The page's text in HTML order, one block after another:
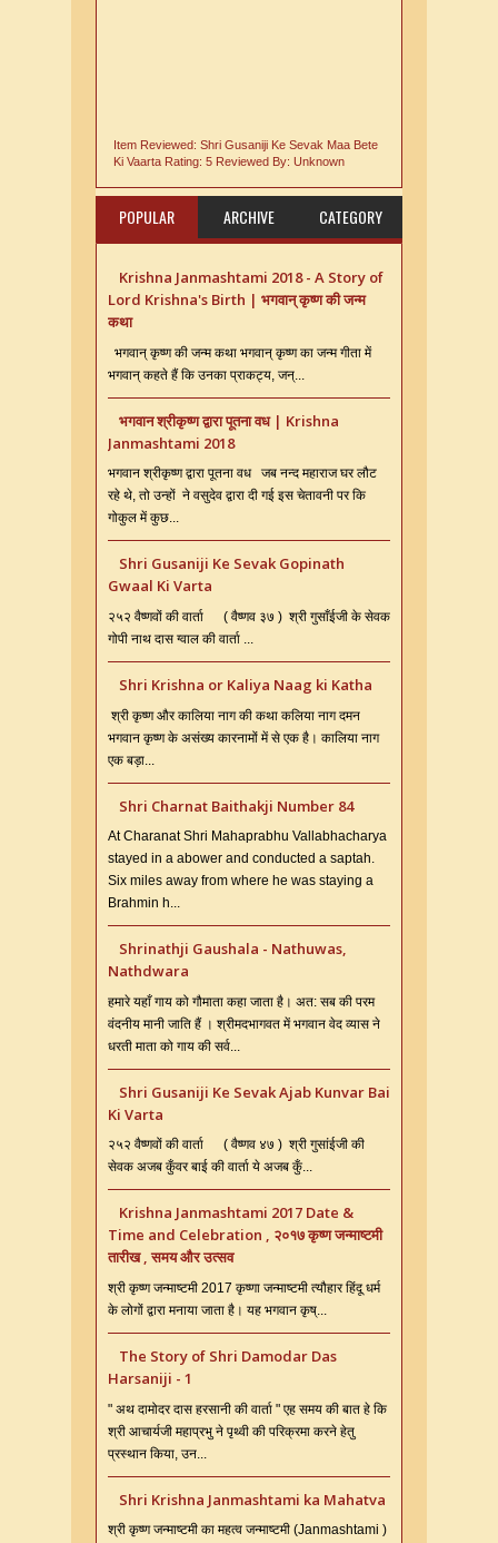
Item Reviewed: Shri Gusaniji Ke Sevak Maa Bete
Ki Vaarta Rating: 5 Reviewed By: Unknown
POPULAR ARCHIVE CATEGORY
Krishna Janmashtami 2018 - A Story of
Lord Krishna's Birth | भगवान् कृष्ण की जन्म
कथा
भगवान् कृष्ण की जन्म कथा भगवान् कृष्ण का जन्म गीता में
भगवान् कहते हैं कि उनका प्राकट्य, जन्...
भगवान श्रीकृष्ण द्वारा पूतना वध | Krishna
Janmashtami 2018
भगवान श्रीकृष्ण द्वारा पूतना वध जब नन्द महाराज घर लौट
रहे थे, तो उन्हों ने वसुदेव द्वारा दी गई इस चेतावनी पर कि
गोकुल में कुछ...
Shri Gusaniji Ke Sevak Gopinath
Gwaal Ki Varta
२५२ वैष्णवों की वार्ता ( वैष्णव ३७ ) श्री गुसाँईजी के सेवक
गोपी नाथ दास ग्वाल की वार्ता ...
Shri Krishna or Kaliya Naag ki Katha
श्री कृष्ण और कालिया नाग की कथा कलिया नाग दमन
भगवान कृष्ण के असंख्य कारनामों में से एक है। कालिया नाग
एक बड़ा...
Shri Charnat Baithakji Number 84
At Charanat Shri Mahaprabhu Vallabhacharya
stayed in a abower and conducted a saptah.
Six miles away from where he was staying a
Brahmin h...
Shrinathji Gaushala - Nathuwas,
Nathdwara
हमारे यहाँ गाय को गौमाता कहा जाता है। अत: सब की परम
वंदनीय मानी जाति हैं । श्रीमदभागवत में भगवान वेद व्यास ने
धरती माता को गाय की सर्व...
Shri Gusaniji Ke Sevak Ajab Kunvar Bai
Ki Varta
२५२ वैष्णवों की वार्ता ( वैष्णव ४७ ) श्री गुसांईजी की
सेवक अजब कुँवर बाई की वार्ता ये अजब कुँ...
Krishna Janmashtami 2017 Date &
Time and Celebration , २०१७ कृष्ण जन्माष्टमी
तारीख , समय और उत्सव
श्री कृष्ण जन्माष्टमी 2017 कृष्णा जन्माष्टमी त्यौहार हिंदू धर्म
के लोगों द्वारा मनाया जाता है। यह भगवान कृष्...
The Story of Shri Damodar Das
Harsaniji - 1
" अथ दामोदर दास हरसानी की वार्ता " एह समय की बात हे कि
श्री आचार्यजी महाप्रभु ने पृथ्वी की परिक्रमा करने हेतु
प्रस्थान किया, उन...
Shri Krishna Janmashtami ka Mahatva
श्री कृष्ण जन्माष्टमी का महत्व जन्माष्टमी (Janmashtami )